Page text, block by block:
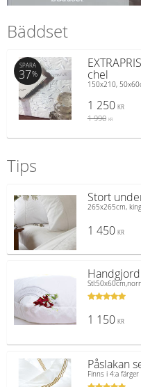
Bäddset
chel
150x210,
1 250 KR
1 990 KR
SPARA
37%
Tips
Stort
265x265cm,
1 450 KR
1 150 KR
Påslakan
Finns i 4:a färger